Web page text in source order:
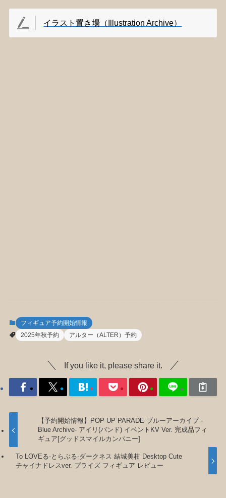
イラスト置き場（Illustration Archive）
フィギュア予約開始情報
2025年秋予約
アルター（ALTER）予約
If you like it, please share it.
【予約開始情報】POP UP PARADE ブルーアーカイブ -
Blue Archive- アイリ(バンド) イベントKV Ver. 完成品フィ
ギュア[グッドスマイルカンパニー]
To LOVEる-とらぶる-ダークネス 結城美柑 Desktop Cute
チャイナドレスver. プライズ フィギュア レビュー